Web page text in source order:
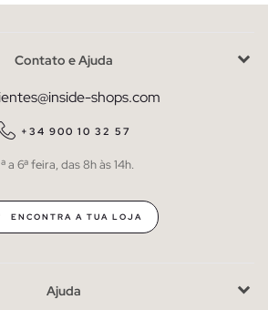
Contato e Ajuda
shops.com
+34 900 10 32 57
a 6ª feira, das 8h às 14h.
ENCONTRA A TUA LOJA
Ajuda